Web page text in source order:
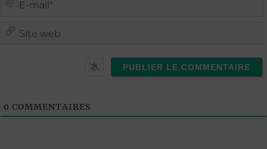
0 COMMENTAIRES